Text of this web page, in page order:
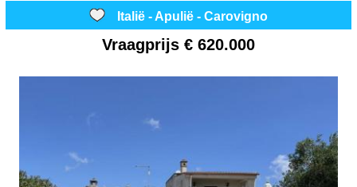
Italië - Apulië - Carovigno
Vraagprijs € 620.000